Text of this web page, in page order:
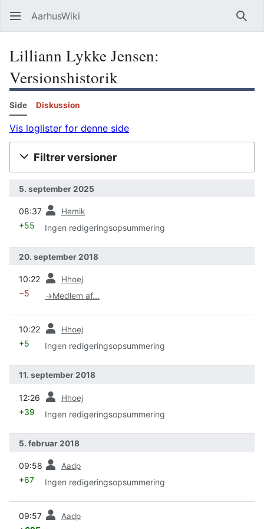
AarhusWiki Søg
Lilliann Lykke Jensen:
Versionshistorik
Side Diskussion
Vis loglister for denne side
Filtrer versioner
5. september 2025
08:37 Hemik
+55 Ingen redigeringsopsummering
20. september 2018
10:22 Hhoej
−5 →Medlem af...
10:22 Hhoej
+5 Ingen redigeringsopsummering
11. september 2018
12:26 Hhoej
+39 Ingen redigeringsopsummering
5. februar 2018
09:58 Aadp
+67 Ingen redigeringsopsummering
09:57 Aadp